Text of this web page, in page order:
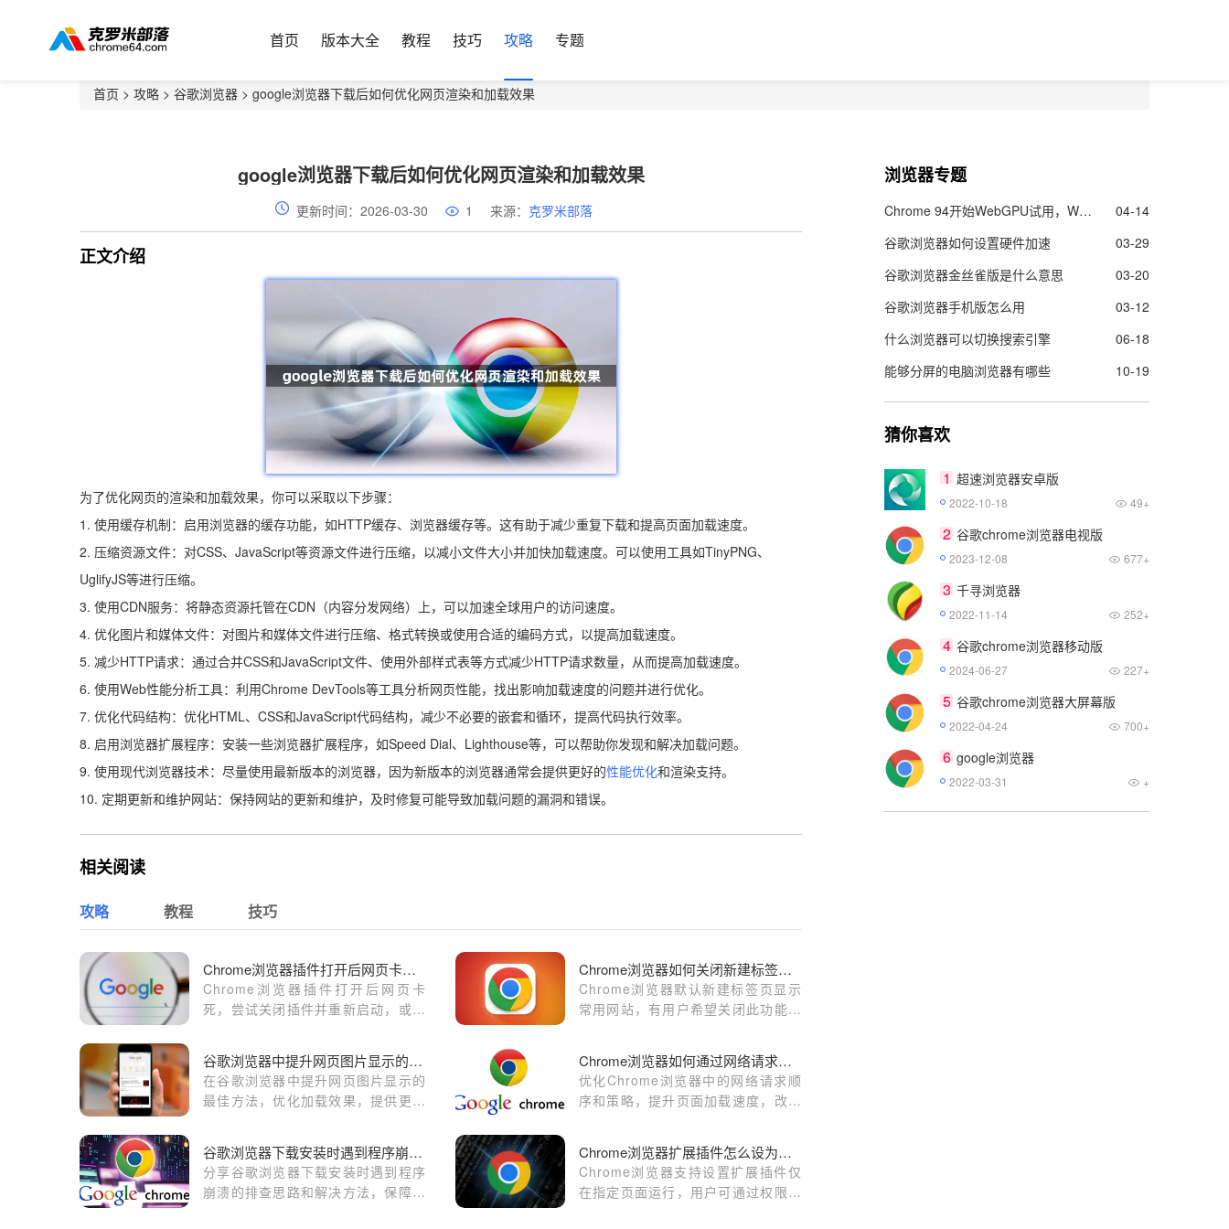
首页 版本大全 教程 技巧 攻略 专题
首页 > 攻略 > 谷歌浏览器 > google浏览器下载后如何优化网页渲染和加载效果
google浏览器下载后如何优化网页渲染和加载效果
更新时间：2026-03-30 1 来源： 克罗米部落
正文介绍
为了优化网页的渲染和加载效果，你可以采取以下步骤：
1. 使用缓存机制：启用浏览器的缓存功能，如HTTP缓存、浏览器缓存等。这有助于减少重复下载和提高页面加载速度。
2. 压缩资源文件：对CSS、JavaScript等资源文件进行压缩，以减小文件大小并加快加载速度。可以使用工具如TinyPNG、
UglifyJS等进行压缩。
3. 使用CDN服务：将静态资源托管在CDN（内容分发网络）上，可以加速全球用户的访问速度。
4. 优化图片和媒体文件：对图片和媒体文件进行压缩、格式转换或使用合适的编码方式，以提高加载速度。
5. 减少HTTP请求：通过合并CSS和JavaScript文件、使用外部样式表等方式减少HTTP请求数量，从而提高加载速度。
6. 使用Web性能分析工具：利用Chrome DevTools等工具分析网页性能，找出影响加载速度的问题并进行优化。
7. 优化代码结构：优化HTML、CSS和JavaScript代码结构，减少不必要的嵌套和循环，提高代码执行效率。
8. 启用浏览器扩展程序：安装一些浏览器扩展程序，如Speed Dial、Lighthouse等，可以帮助你发现和解决加载问题。
9. 使用现代浏览器技术：尽量使用最新版本的浏览器，因为新版本的浏览器通常会提供更好的性能优化和渲染支持。
10. 定期更新和维护网站：保持网站的更新和维护，及时修复可能导致加载问题的漏洞和错误。
相关阅读
攻略 教程 技巧
Chrome浏览器插件打开后网页卡死怎么重启插件
Chrome浏览器插件打开后网页卡
死，尝试关闭插件并重新启动，或清
Chrome浏览器如何关闭新建标签页自动显示常用网站
Chrome浏览器默认新建标签页显示
常用网站，有用户希望关闭此功能，
谷歌浏览器中提升网页图片显示的最佳方法
在谷歌浏览器中提升网页图片显示的
最佳方法，优化加载效果，提供更好
Chrome浏览器如何通过网络请求优化提升页面加载速度
优化Chrome浏览器中的网络请求顺
序和策略，提升页面加载速度，改善
谷歌浏览器下载安装时遇到程序崩溃如何排查
分享谷歌浏览器下载安装时遇到程序
崩溃的排查思路和解决方法，保障安
Chrome浏览器扩展插件怎么设为仅在特定页面运行
Chrome浏览器支持设置扩展插件仅
在指定页面运行，用户可通过权限配
浏览器专题
Chrome 94开始WebGPU试用，Web的图像渲染及机器学能力更强了
04-14
谷歌浏览器如何设置硬件加速
03-29
谷歌浏览器金丝雀版是什么意思
03-20
谷歌浏览器手机版怎么用
03-12
什么浏览器可以切换搜索引擎
06-18
能够分屏的电脑浏览器有哪些
10-19
猜你喜欢
1 超速浏览器安卓版
2022-10-18 49+
2 谷歌chrome浏览器电视版
2023-12-08 677+
3 千寻浏览器
2022-11-14 252+
4 谷歌chrome浏览器移动版
2024-06-27 227+
5 谷歌chrome浏览器大屏幕版
2022-04-24 700+
6 google浏览器
2022-03-31 +